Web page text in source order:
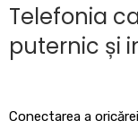
Telefonia
puternic și
Conectarea a